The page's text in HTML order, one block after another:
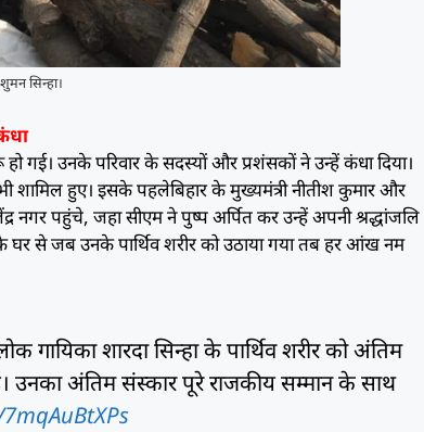
सिन्हा।
हो गई। उनके परिवार के सदस्यों और प्रशंसकों ने उन्हें कंधा दिया।
शामिल हुए। इसके पहलेबिहार के मुख्यमंत्री नीतीश कुमार और
नगर पहुंचे, जहा सीएम ने पुष्प अर्पित कर उन्हें अपनी श्रद्धांजलि
के घर से जब उनके पार्थिव शरीर को उठाया गया तब हर आंख नम
गायिका शारदा सिन्हा के पार्थिव शरीर को अंतिम
उनका अंतिम संस्कार पूरे राजकीय सम्मान के साथ